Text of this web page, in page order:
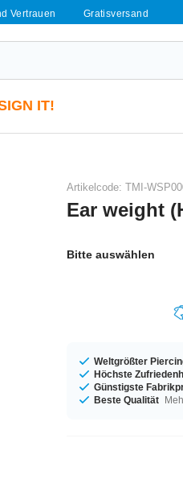
Vertrauen Gratisversand
IT!
Artikelcode: TMI-
Ear weight
Bitte auswählen
Weltgrößter
Höchste
Günstigste
Beste Qualität